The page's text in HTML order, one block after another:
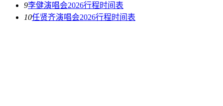
9李健演唱会2026行程时间表
10任贤齐演唱会2026行程时间表